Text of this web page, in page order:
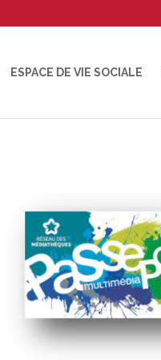
ESPACE DE VIE SOCIALE